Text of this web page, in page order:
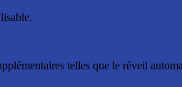
telles que le réveil